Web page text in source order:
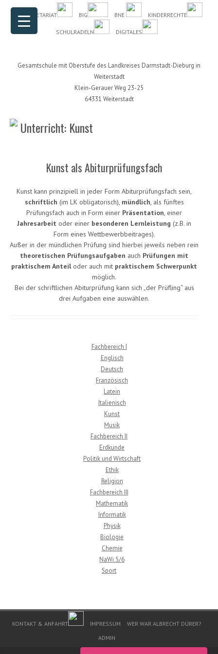
DAS SEKRETARIAT
BIG BNE KINDERRECHTE
SCHULRADELN DIGITALES
Gesamtschule mit Oberstufe des Landkreises Darmstadt-Dieburg in
Weiterstadt
Klein-Gerauer Weg 23-25
64331 Weiterstadt
Unterricht: Kunst
Kunst als Abiturprüfungsfach
Kunst kann prinzipiell in jeder Form Abiturprüfungsfach sein,
schriftlich (im LK obligatorisch), mündlich, als fünftes
Prüfungsfach auch in Form einer Präsentation, einer
Jahresarbeit oder einer besonderen Lernleistung (z.B. in
Form eines Wettbewerbbeitrages).
Außer in der mündlichen Prüfung sind hierbei jeweils neben rein
theoretischen Prüfungsaufgaben auch Prüfungen mit
praktischem Anteiloder auch mit praktischem Schwerpunkt
möglich.
Bei der schriftlichen Abiturprüfung kann sich „der Prüfling“ aus
drei Aufgaben eine auswählen.
Fachbereich I
Englisch
Deutsch
Französisch
Latein
Italienisch
Kunst
Musik
Fachbereich II
Erdkunde
Politik und Wirtschaft
Ethik
Religion
Fachbereich III
Mathematik
Informatik
Physik
Biologie
Chemie
NaWi 5/6
Sport
KONTAKT & ANFAHRT IMPRESSUM
WER WAR ALBRECHT DÜRER?
ADMIN